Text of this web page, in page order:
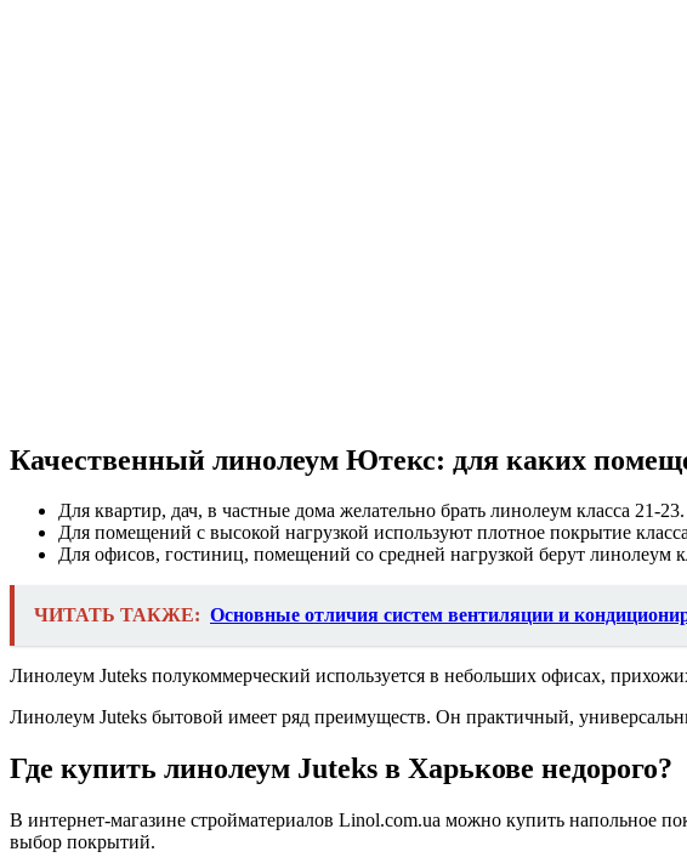
Качественный линолеум Ютекс: для каких
Для квартир, дач, в частные дома желательно брать линолеум класса 21-23.
Для помещений с высокой нагрузкой используют плотное покрытие
Для офисов, гостиниц, помещений со средней нагрузкой берут линолеум
ЧИТАТЬ ТАКЖЕ: Основные отличия систем вентиляции и
Линолеум Juteks полукоммерческий используется в небольших офисах,
Линолеум Juteks бытовой имеет ряд преимуществ. Он практичный,
Где купить линолеум Juteks в Харькове недорого?
В интернет-магазине стройматериалов Linol.com.ua можно купить напольное
выбор покрытий.